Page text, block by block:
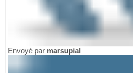
Envoyé par marsupial